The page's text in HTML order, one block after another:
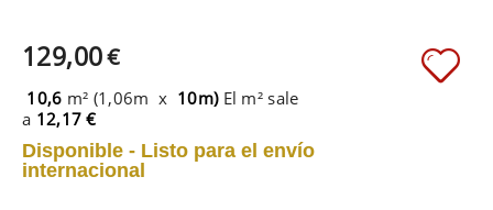
129,00€
10,6 m² (1,06m x 10m) El m² sale
a 12,17 €
Disponible - Listo para el envío
internacional